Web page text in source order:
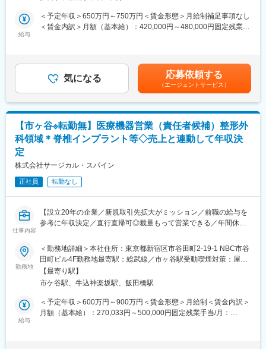
■業務内容
その他医療機関や代理店への営業・既存フォローなどもお任せし
ます。
事業拡大中の同社の成長を支える、大変やりがいのあるポジショ
■働き方：
・直行直帰で効率的に行動可能
・休日対応ほぼなし、展示会時は代休取得
■同社について：
点を持つグローバルブランドです。国際基準を満たす医療機器、
っております。これからの事業拡大に向けて、各部署で増員中で
す
■取扱製品：
（1）血糖測定器…血糖値を測定する製品で、糖尿病治療には欠か
せません。
（2）非接触型体温計…コロナ禍で非常に多くのお問い合わせを頂
（3）パルスオキシメーター…血中の酸素飽和度を測定する機器
で、こちらもコロナ禍で多くのお問い合わせを頂きました。24時
給与
＜予定年収＞650万円～750万円＜賃金形態＞月給制補足事項なし
＜賃金内訳＞月額（基本給）：420,000円～480,000円固定残業手
までも目安の金額であり、選考を通じて上下する可能性がありま
す。月給(月額)は固定手当を含めた表記です。
気になる 応募依頼する
（エージェントサービス）
【市ヶ谷※転勤無】医療機器営業（責任者候補）整形外
科領域＊脊椎インプラント等◇売上と連動して年収決
定
株式会社サージカル・スパイン
正社員 転勤なし
仕事内容
【設立20年の企業／新規取引先拡大がミッション／前職の給与を
参考に年収決定／直行直帰可◎裁量もって営業できる／年間休日
■職務内容：
整形外科領域において、脊椎インプラントをはじめとする、当社
製品の販売、情報提供をお任せします。責任者候補のポジション
です。
＜具体的な業務内容＞
勤務地
＜勤務地詳細＞本社住所：東京都新宿区市谷田町2-19-1 NBC市谷
田町ビル4F勤務地最寄駅：総武線／市ヶ谷駅受動喫煙対策：屋内
喫煙可能場所あり変更の範囲：会社の定める事業所
【最寄り駅】
市ケ谷駅、牛込神楽坂駅、飯田橋駅
給与
＜予定年収＞600万円～900万円＜賃金形態＞月給制＜賃金内訳＞
月額（基本給）：270,033円～500,000円固定残業手当/月：